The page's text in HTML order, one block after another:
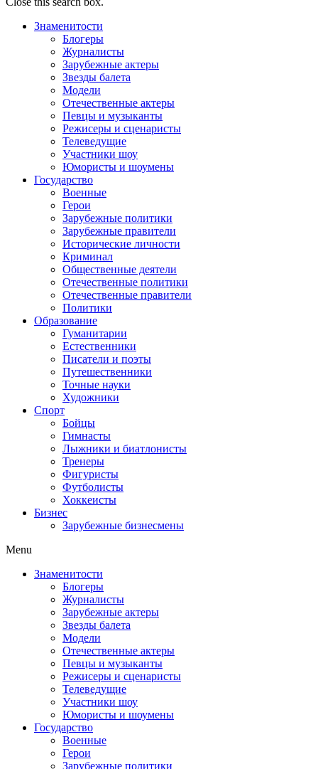
Знаменитости
Блогеры
Журналисты
Зарубежные актеры
Звезды балета
Модели
Отечественные актеры
Певцы и музыканты
Режисеры и сценаристы
Телеведущие
Участники шоу
Юмористы и шоумены
Государство
Военные
Герои
Зарубежные политики
Зарубежные правители
Исторические личности
Криминал
Общественные деятели
Отечественные политики
Отечественные правители
Политики
Образование
Гуманитарии
Естественники
Писатели и поэты
Путешественники
Точные науки
Художники
Спорт
Бойцы
Гимнасты
Лыжники и биатлонисты
Тренеры
Фигуристы
Футболисты
Хоккеисты
Бизнес
Зарубежные бизнесмены
Menu
Знаменитости
Блогеры
Журналисты
Зарубежные актеры
Звезды балета
Модели
Отечественные актеры
Певцы и музыканты
Режисеры и сценаристы
Телеведущие
Участники шоу
Юмористы и шоумены
Государство
Военные
Герои
Зарубежные политики